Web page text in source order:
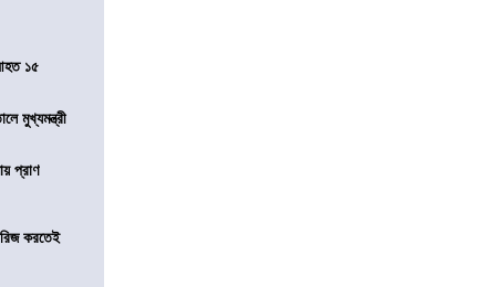
১৫
মুখ্যমন্ত্রী
প্রাণ
করতেই